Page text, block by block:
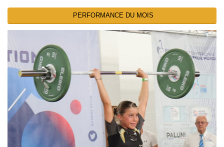
PERFORMANCE DU MOIS